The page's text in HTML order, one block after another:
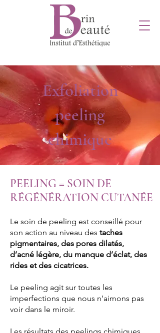
Exfoliation
peeling
chimique
PEELING = SOIN DE
RÉGÉNÉRATION CUTANÉE
Le soin de peeling est conseillé pour
son action au niveau des taches
pigmentaires, des pores dilatés,
d’acné légère, du manque d’éclat, des
rides et des cicatrices.
Le peeling agit sur toutes les
imperfections que nous n’aimons pas
voir dans le miroir.